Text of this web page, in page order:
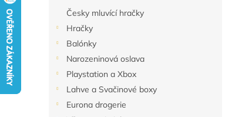
Česky mluvící hračky
Hračky
Balónky
Narozeninová oslava
Playstation a Xbox
Lahve a Svačinové boxy
Eurona drogerie